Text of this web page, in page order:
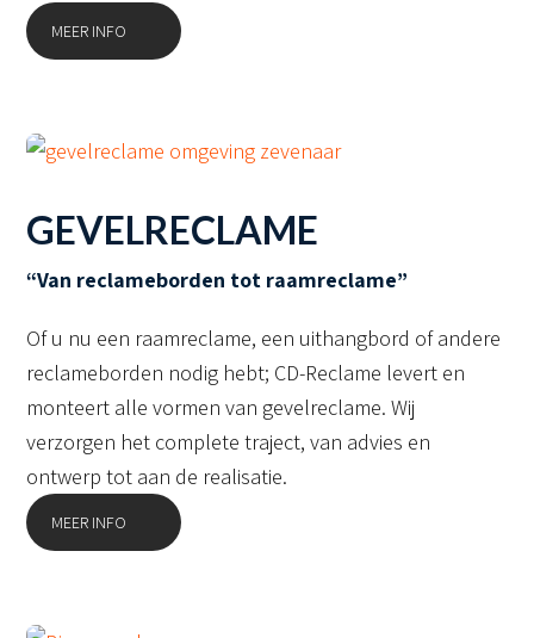
MEER INFO
GEVELRECLAME
“Van reclameborden tot raamreclame”
Of u nu een raamreclame, een uithangbord of andere
reclameborden nodig hebt; CD-Reclame levert en
monteert alle vormen van gevelreclame. Wij
verzorgen het complete traject, van advies en
ontwerp tot aan de realisatie.
MEER INFO